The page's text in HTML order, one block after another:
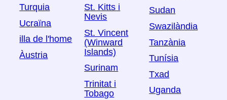
Turquia
Ucraïna
illa de l'home
Àustria
St. Kitts i
Nevis
St. Vincent
(Winward
Islands)
Surinam
Trinitat i
Tobago
Sudan
Swazilàndia
Tanzània
Tunísia
Txad
Uganda